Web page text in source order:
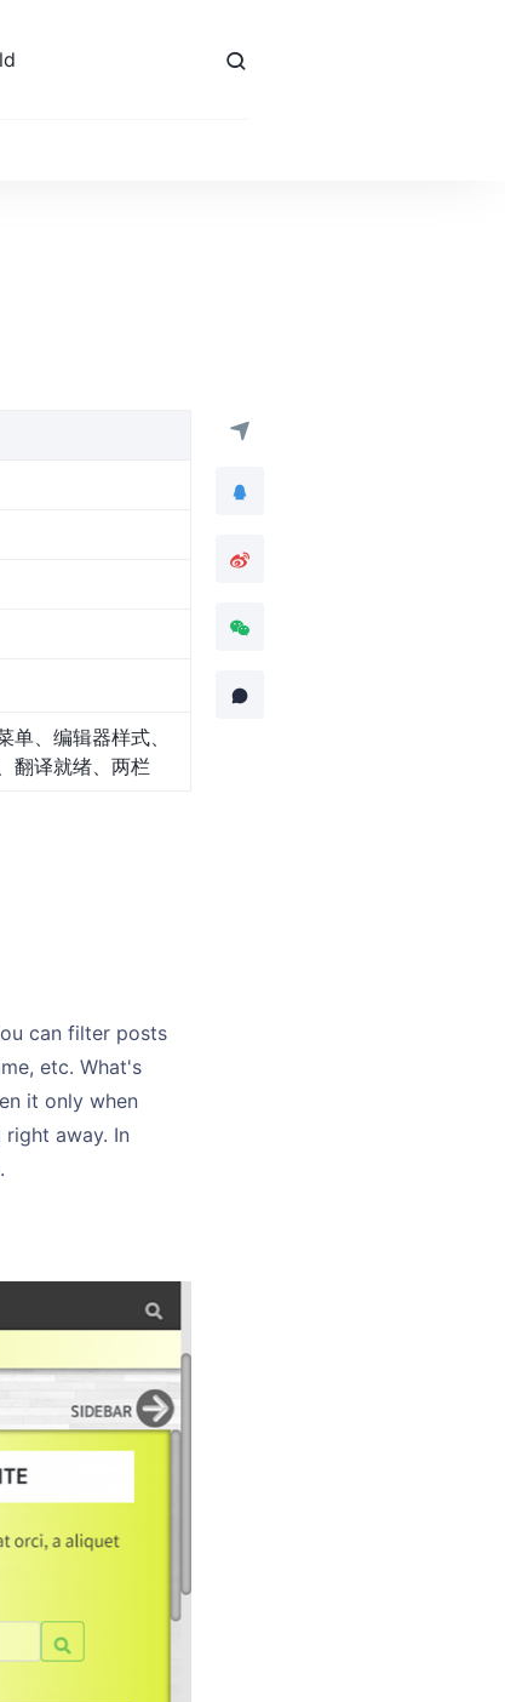
、编辑器样式、
翻译就绪、两栏
can filter posts
etc. What's
it only when
away. In